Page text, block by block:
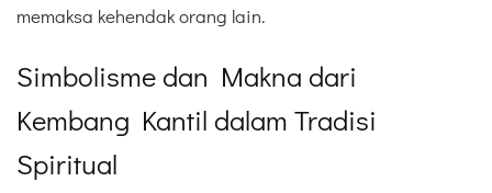
memaksa kehendak orang lain.
Simbolisme dan Makna dari
Kembang Kantil dalam Tradisi
Spiritual